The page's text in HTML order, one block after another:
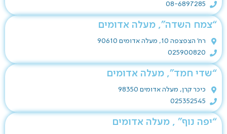
08-6897285
“צמח השדה”, מעלה אדומים
רח' הצפצפה 10, מעלה אדומים 90610
025900820
“שדי חמד”, מעלה אדומים
כיכר קרן, מעלה אדומים 98350
025352545
“יפה נוף” , מעלה אדומים